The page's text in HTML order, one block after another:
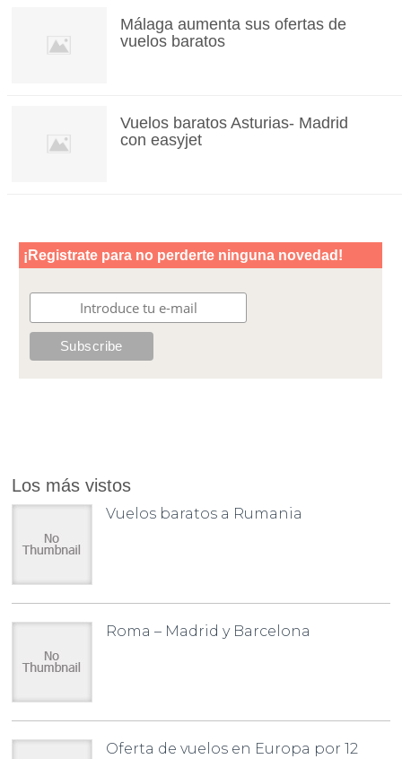
Málaga aumenta sus ofertas de
vuelos baratos
Vuelos baratos Asturias- Madrid
con easyjet
Los más vistos
Vuelos baratos a Rumania
Roma – Madrid y Barcelona
Oferta de vuelos en Europa por 12